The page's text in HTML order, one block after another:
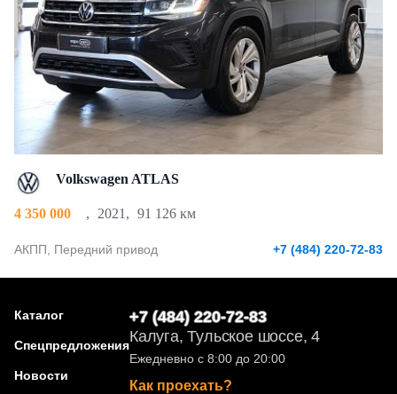
Volkswagen ATLAS
4 350 000 , 2021 , 91 126 км
АКПП, Передний привод +7 (484) 220-72-83
Каталог
Спецпредложения
Новости
+7 (484) 220-72-83
Калуга, Тульское шоссе, 4
Ежедневно с 8:00 до 20:00
Как проехать?